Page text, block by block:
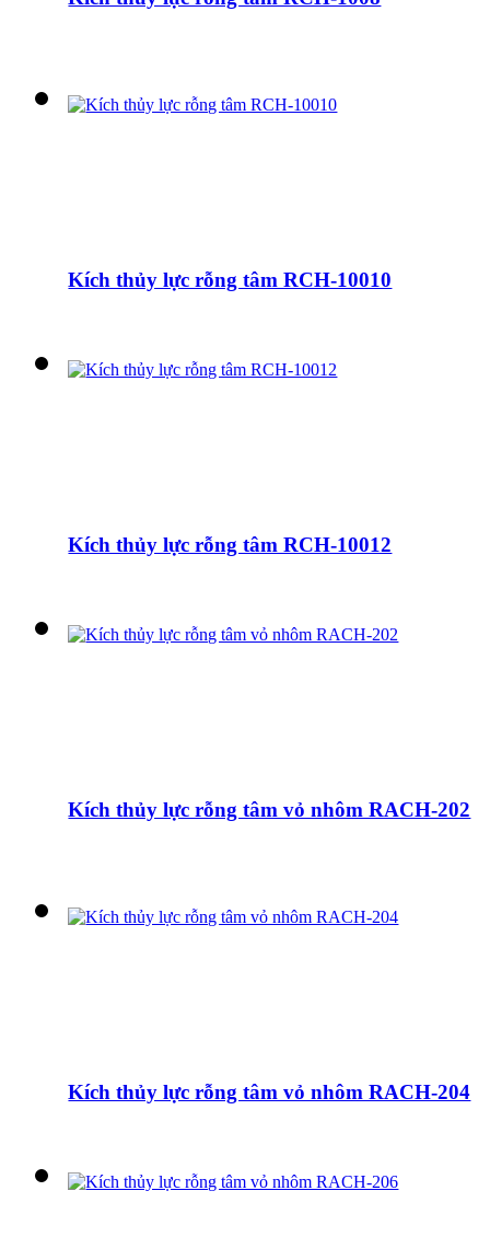
Kích thủy lực rỗng tâm RCH-10010
Kích thủy lực rỗng tâm RCH-10012
Kích thủy lực rỗng tâm vỏ nhôm RACH-202
Kích thủy lực rỗng tâm vỏ nhôm RACH-204